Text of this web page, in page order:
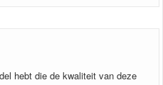
hebt die de kwaliteit van deze